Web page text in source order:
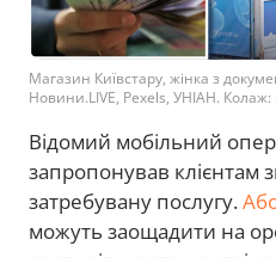
Магазин Київстару, жінка з
Новини.LIVE, Pexels, УНІАН.
Відомий мобільний
запропонував клієнтам
затребувану послугу.
можуть заощадити на